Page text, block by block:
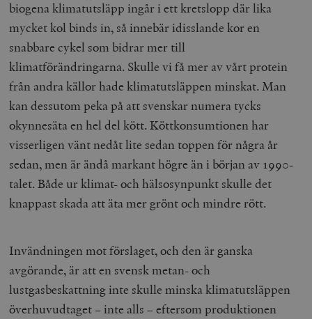
biogena klimatutsläpp ingår i ett kretslopp där lika
mycket kol binds in, så innebär idisslande kor en
snabbare cykel som bidrar mer till
klimatförändringarna. Skulle vi få mer av vårt protein
från andra källor hade klimatutsläppen minskat. Man
kan dessutom peka på att svenskar numera tycks
okynnesäta en hel del kött. Köttkonsumtionen har
visserligen vänt nedåt lite sedan toppen för några år
sedan, men är ändå markant högre än i början av 1990-
talet. Både ur klimat- och hälsosynpunkt skulle det
knappast skada att äta mer grönt och mindre rött.
Invändningen mot förslaget, och den är ganska
avgörande, är att en svensk metan- och
lustgasbeskattning inte skulle minska klimatutsläppen
överhuvudtaget – inte alls – eftersom produktionen